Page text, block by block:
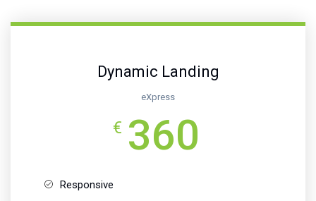
Dynamic Landing
eXpress
€ 360
Responsive